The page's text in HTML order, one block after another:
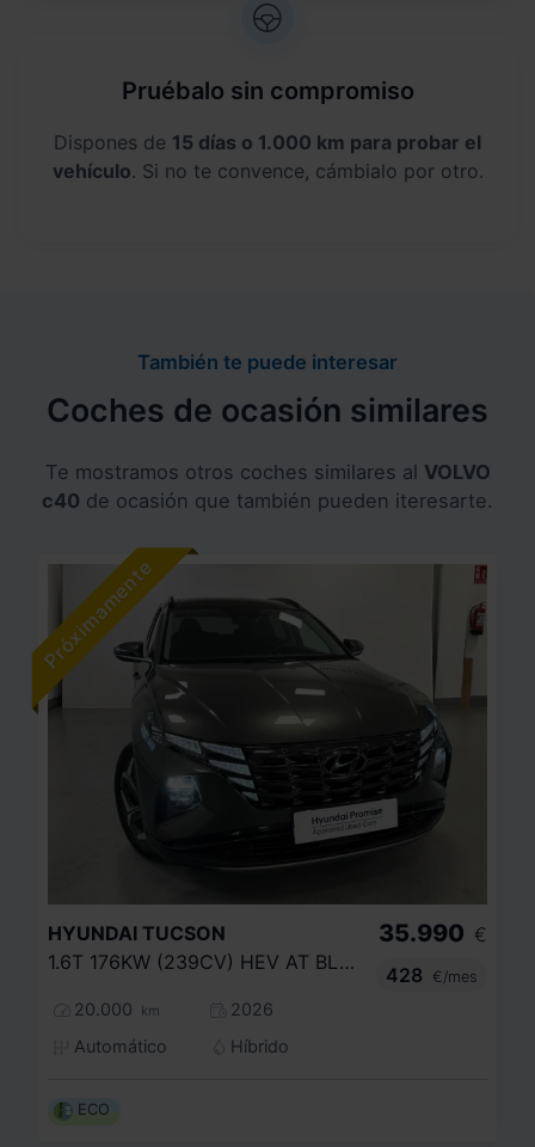
Pruébalo sin compromiso
Dispones de 15 días o 1.000 km para probar el
vehículo. Si no te convence, cámbialo por otro.
También te puede interesar
Coches de ocasión similares
Te mostramos otros coches similares al VOLVO
c40 de ocasión que también pueden iteresarte.
HYUNDAI TUCSON
1.6T 176KW (239CV) HEV AT BLACK LINE
20.000 km
2026
Automático
Híbrido
35.990 €
428
€/mes
ECO